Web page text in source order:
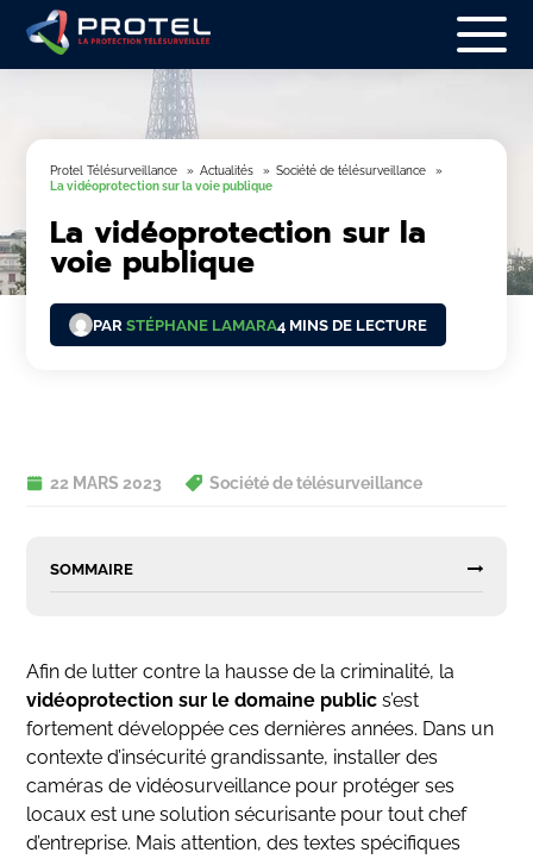
Protel Télésurveillance Actualités
Société de télésurveillance
La vidéoprotection sur la voie publique
La vidéoprotection sur la
voie publique
PARSTÉPHANE LAMARA4 MINS DE LECTURE
22 MARS 2023 Société de télésurveillance
SOMMAIRE
Afin de lutter contre la hausse de la criminalité, la
vidéoprotection sur le domaine public s’est
fortement développée ces dernières années. Dans un
contexte d’insécurité grandissante, installer des
caméras de vidéosurveillance pour protéger ses
locaux est une solution sécurisante pour tout chef
d’entreprise. Mais attention, des textes spécifiques